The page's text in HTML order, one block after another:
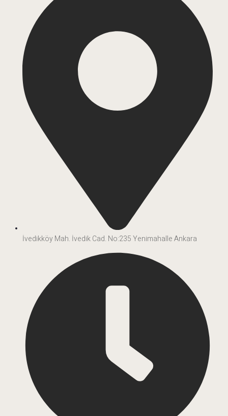
İvedikköy Mah. İvedik Cad. No:235 Yenimahalle Ankara